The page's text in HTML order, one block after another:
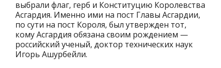
выбрали флаг, герб и Конституцию Королевства
Асгардия. Именно ими на пост Главы Асгардии,
по сути на пост Короля, был утвержден тот,
кому Асгардия обязана своим рождением —
российский ученый, доктор технических наук
Игорь Ашурбейли.